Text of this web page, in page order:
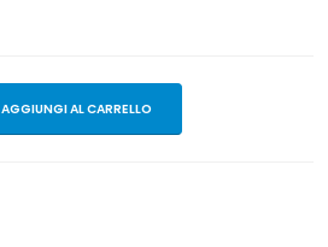
AGGIUNGI AL CARRELLO